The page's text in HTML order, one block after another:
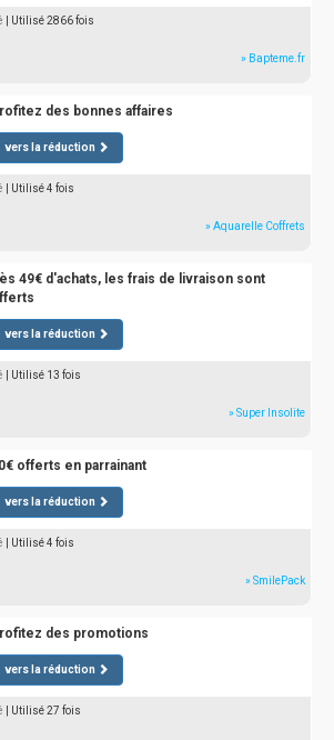
| Utilisé 2866 fois
» Bapteme.fr
des bonnes affaires
vers la réduction
| Utilisé 4 fois
» Aquarelle Coffrets
49€ d'achats, les frais de livraison sont
vers la réduction
| Utilisé 13 fois
» Super Insolite
offerts en parrainant
vers la réduction
| Utilisé 4 fois
» SmilePack
des promotions
vers la réduction
| Utilisé 27 fois